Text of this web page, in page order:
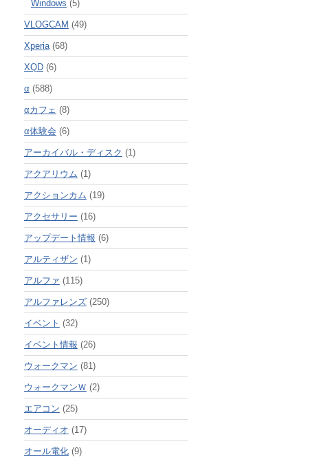
Windows (5)
VLOGCAM (49)
Xperia(68)
XQD(6)
α (588)
αカフェ (8)
α体験会 (6)
アーカイバル・ディスク (1)
アクアリウム (1)
アクションカム (19)
アクセサリー (16)
アップデート情報 (6)
アルティザン (1)
アルファ (115)
アルファレンズ(250)
イベント (32)
イベント情報 (26)
ウォークマン (81)
ウォークマンＷ (2)
エアコン (25)
オーディオ (17)
オール電化(9)